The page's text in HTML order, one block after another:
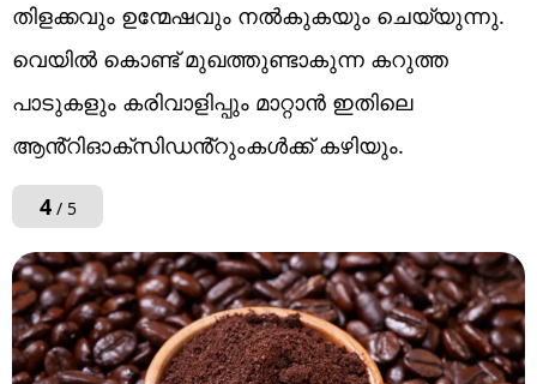
തിളക്കവും ഉന്മേഷവും നൽകുകയും ചെയ്യുന്നു.
വെയിൽ കൊണ്ട് മുഖത്തുണ്ടാകുന്ന കറുത്ത
പാടുകളും കരിവാളിപ്പും മാറ്റാൻ ഇതിലെ
ആൻ്റിഓക്‌സിഡൻ്റുംകൾക്ക് കഴിയും.
4/ 5